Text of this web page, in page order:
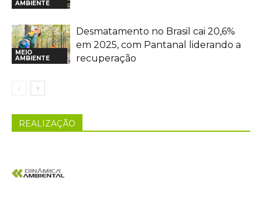
AMBIENTE
MEIO
AMBIENTE
Desmatamento no Brasil cai 20,6%
em 2025, com Pantanal liderando a
recuperação
REALIZAÇÃO